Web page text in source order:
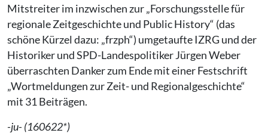
Mitstreiter im inzwischen zur „Forschungsstelle für
regionale Zeitgeschichte und Public History“ (das
schöne Kürzel dazu: „frzph“) umgetaufte IZRG und der
Historiker und SPD-Landespolitiker Jürgen Weber
überraschten Danker zum Ende mit einer Festschrift
„Wortmeldungen zur Zeit- und Regionalgeschichte“
mit 31 Beiträgen.
-ju- (160622*)